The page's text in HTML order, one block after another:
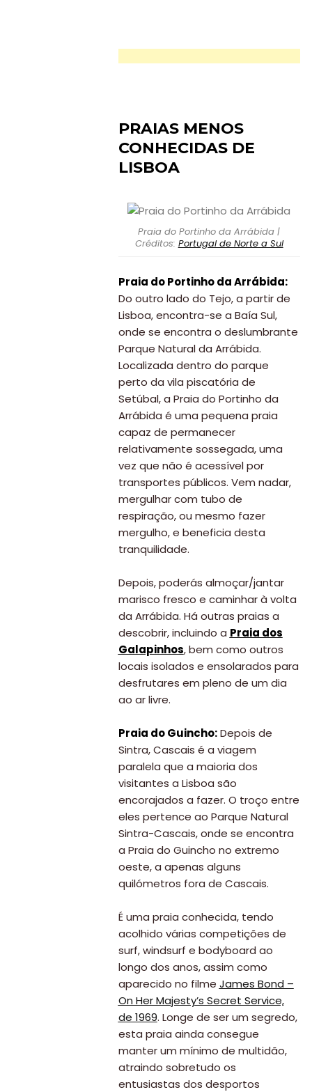
PRAIAS MENOS
CONHECIDAS DE
LISBOA
Praia do Portinho da Arrábida |
Créditos: Portugal de Norte a Sul
Praia do Portinho da Arrábida:
Do outro lado do Tejo, a partir de
Lisboa, encontra-se a Baía Sul,
onde se encontra o deslumbrante
Parque Natural da Arrábida.
Localizada dentro do parque
perto da vila piscatória de
Setúbal, a Praia do Portinho da
Arrábida é uma pequena praia
capaz de permanecer
relativamente sossegada, uma
vez que não é acessível por
transportes públicos. Vem nadar,
mergulhar com tubo de
respiração, ou mesmo fazer
mergulho, e beneficia desta
tranquilidade.
Depois, poderás almoçar/jantar
marisco fresco e caminhar à volta
da Arrábida. Há outras praias a
descobrir, incluindo a Praia dos
Galapinhos, bem como outros
locais isolados e ensolarados para
desfrutares em pleno de um dia
ao ar livre.
Praia do Guincho:Depois de
Sintra, Cascais é a viagem
paralela que a maioria dos
visitantes a Lisboa são
encorajados a fazer. O troço entre
eles pertence ao Parque Natural
Sintra-Cascais, onde se encontra
a Praia do Guincho no extremo
oeste, a apenas alguns
quilómetros fora de Cascais.
É uma praia conhecida, tendo
acolhido várias competições de
surf, windsurf e bodyboard ao
longo dos anos, assim como
aparecido no filme James Bond –
On Her Majesty’s Secret Service,
de 1969. Longe de ser um segredo,
esta praia ainda consegue
manter um mínimo de multidão,
atraindo sobretudo os
entusiastas dos desportos